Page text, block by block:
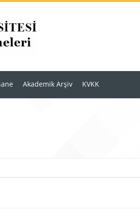
Akademik Arşiv KVKK